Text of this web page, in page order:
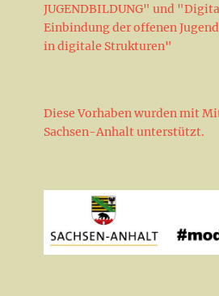
JUGENDBILDUNG" und
Einbindung der offenen
in digitale Strukturen"
Diese Vorhaben wurden mit
Sachsen-Anhalt unterstützt.